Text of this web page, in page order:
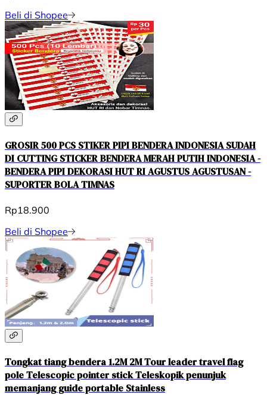
Beli di Shopee
GROSIR 500 PCS STIKER PIPI BENDERA INDONESIA SUDAH
DI CUTTING STICKER BENDERA MERAH PUTIH INDONESIA -
BENDERA PIPI DEKORASI HUT RI AGUSTUS AGUSTUSAN -
SUPORTER BOLA TIMNAS
Rp18.900
Beli di Shopee
Tongkat tiang bendera 1.2M 2M Tour leader travel flag
pole Telescopic pointer stick Teleskopik penunjuk
memanjang guide portable Stainless